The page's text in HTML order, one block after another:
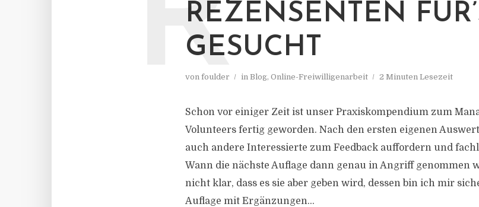
REZENSENTEN
GESUCHT
von foulder in Blog, Online-Freiwilligenarbeit 2 Minuten Lesezeit
Schon vor einiger Zeit ist unser Praxiskompendium zum
Volunteers fertig geworden. Nach den ersten eigenen
auch andere Interessierte zum Feedback auffordern und
Wann die nächste Auflage dann genau in Angriff genommen
nicht klar, dass es sie aber geben wird, dessen bin ich mir
Auflage mit Ergänzungen...